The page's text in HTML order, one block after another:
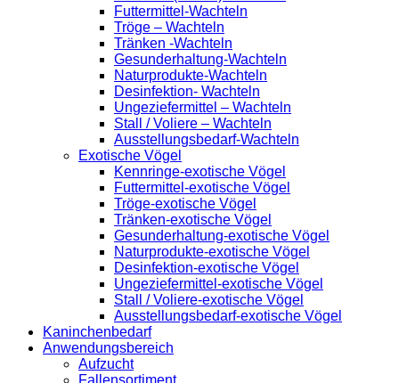
Futtermittel-Wachteln
Tröge – Wachteln
Tränken -Wachteln
Gesunderhaltung-Wachteln
Naturprodukte-Wachteln
Desinfektion- Wachteln
Ungeziefermittel – Wachteln
Stall / Voliere – Wachteln
Ausstellungsbedarf-Wachteln
Exotische Vögel
Kennringe-exotische Vögel
Futtermittel-exotische Vögel
Tröge-exotische Vögel
Tränken-exotische Vögel
Gesunderhaltung-exotische Vögel
Naturprodukte-exotische Vögel
Desinfektion-exotische Vögel
Ungeziefermittel-exotische Vögel
Stall / Voliere-exotische Vögel
Ausstellungsbedarf-exotische Vögel
Kaninchenbedarf
Anwendungsbereich
Aufzucht